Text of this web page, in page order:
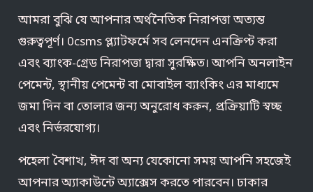
আমরা বুঝি যে আপনার অর্থনৈতিক নিরাপত্তা অত্যন্ত
গুরুত্বপূর্ণ। 0csms প্ল্যাটফর্মে সব লেনদেন এনক্রিপ্ট করা
এবং ব্যাংক-গ্রেড নিরাপত্তা দ্বারা সুরক্ষিত। আপনি অনলাইন
পেমেন্ট, স্থানীয় পেমেন্ট বা মোবাইল ব্যাংকিং এর মাধ্যমে
জমা দিন বা তোলার জন্য অনুরোধ করুন, প্রক্রিয়াটি স্বচ্ছ
এবং নির্ভরযোগ্য।
পহেলা বৈশাখ, ঈদ বা অন্য যেকোনো সময় আপনি সহজেই
আপনার অ্যাকাউন্টে অ্যাক্সেস করতে পারবেন। ঢাকার